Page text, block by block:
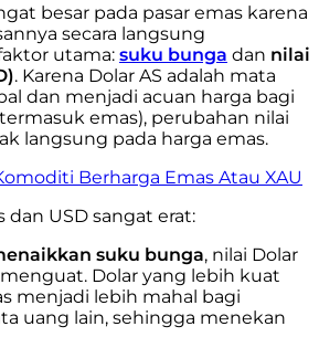
besar pada pasar emas karena
secara langsung
utama: suku bunga dan nilai
. Karena Dolar AS adalah mata
dan menjadi acuan harga bagi
emas), perubahan nilai
langsung pada harga emas.
Berharga Emas Atau XAU
dan USD sangat erat:
suku bunga, nilai Dolar
Dolar yang lebih kuat
menjadi lebih mahal bagi
uang lain, sehingga menekan